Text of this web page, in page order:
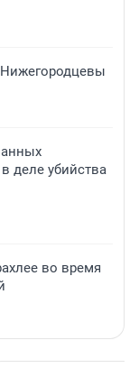
деле убийства
во время